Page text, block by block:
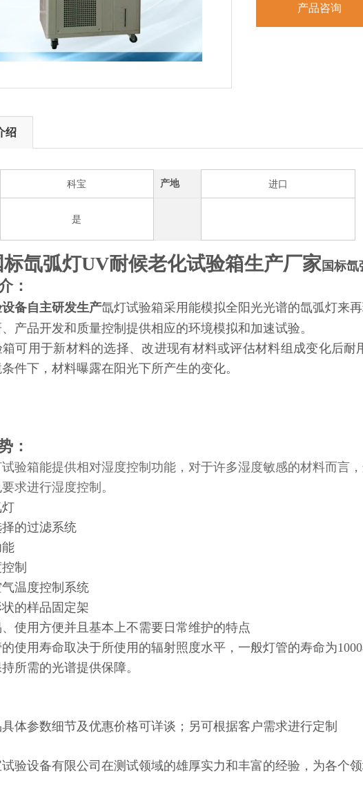
产品咨询
绍
科宝 产地 进口
是
标氙弧灯UV耐候老化试验箱生产厂家国标
：
备自主研发生产氙灯试验箱采用能模拟全阳光光谱的氙弧灯来
产品开发和质量控制提供相应的环境模拟和加速试验。
可用于新材料的选择、改进现有材料或评估材料组成变化后
件下，材料曝露在阳光下所产生的变化。
：
验箱能提供相对湿度控制功能，对于许多湿度敏感的材料而言
求进行湿度控制。
的过滤系统
制
温度控制系统
的样品固定架
使用方便并且基本上不需要日常维护的特点
使用寿命取决于所使用的辐射照度水平，一般灯管的寿命为
所需的光谱提供保障。
体参数细节及优惠价格可详谈；另可根据客户需求进行定制
验设备有限公司在测试领域的雄厚实力和丰富的经验，为各个